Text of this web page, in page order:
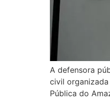
A defensora
civil
Pública do